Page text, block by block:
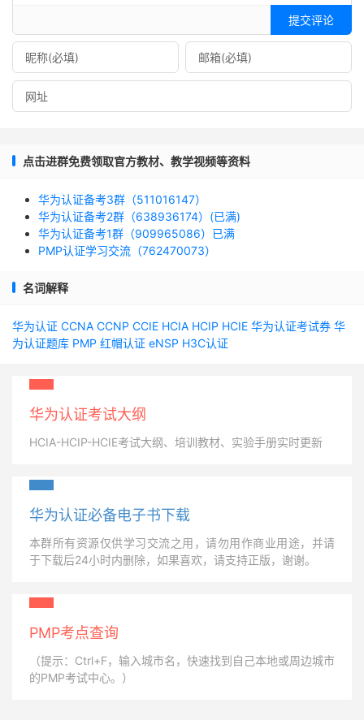
提交评论
点击进群免费领取官方教材、教学视频等资料
华为认证备考3群（511016147）
华为认证备考2群（638936174）(已满)
华为认证备考1群（909965086）已满
PMP认证学习交流（762470073）
名词解释
华为认证 CCNA CCNP CCIE HCIA HCIP HCIE 华为认证考试券 华
为认证题库 PMP 红帽认证 eNSP H3C认证
华为认证考试大纲
HCIA-HCIP-HCIE考试大纲、培训教材、实验手册实时更新
华为认证必备电子书下载
本群所有资源仅供学习交流之用，请勿用作商业用途，并请
于下载后24小时内删除，如果喜欢，请支持正版，谢谢。
PMP考点查询
（提示：Ctrl+F，输入城市名，快速找到自己本地或周边城市
的PMP考试中心。）